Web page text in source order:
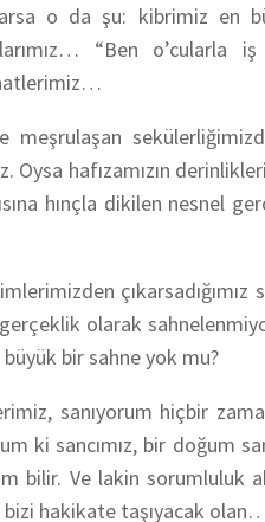
o da şu: kibrimiz en
“Ben o’cularla
meşrulaşan
hafızamızın
hınçla dikilen nesnel
çıkarsadığımız
olarak
bir sahne yok mu?
sanıyorum hiçbir
ki sancımız, bir doğum
bilir. Ve lakin sorumluluk
bizi hakikate taşıyacak